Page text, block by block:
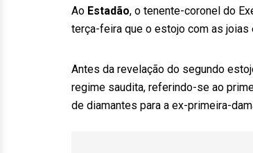
Ao Estadão, o tenente-coronel do
terça-feira que o estojo com as joias
Antes da revelação do segundo
regime saudita, referindo-se ao
de diamantes para a ex-primeira-